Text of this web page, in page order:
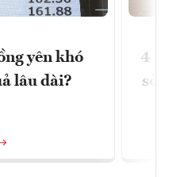
yên khó
lâu dài?
4
sở